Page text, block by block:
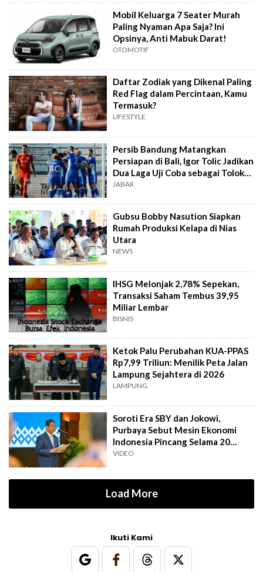
Mobil Keluarga 7 Seater Murah
Paling Nyaman Apa Saja? Ini
Opsinya, Anti Mabuk Darat!
OTOMOTIF
Daftar Zodiak yang Dikenal Paling
Red Flag dalam Percintaan, Kamu
Termasuk?
LIFESTYLE
Persib Bandung Matangkan
Persiapan di Bali, Igor Tolic Jadikan
Dua Laga Uji Coba sebagai Tolok
Ukur
JABAR
Gubsu Bobby Nasution Siapkan
Rumah Produksi Kelapa di Nias
Utara
NEWS
IHSG Melonjak 2,78% Sepekan,
Transaksi Saham Tembus 39,95
Miliar Lembar
BISNIS
Ketok Palu Perubahan KUA-PPAS
Rp7,99 Triliun: Menilik Peta Jalan
Lampung Sejahtera di 2026
LAMPUNG
Soroti Era SBY dan Jokowi,
Purbaya Sebut Mesin Ekonomi
Indonesia Pincang Selama 20
Tahun
VIDEO
Load More
Ikuti Kami